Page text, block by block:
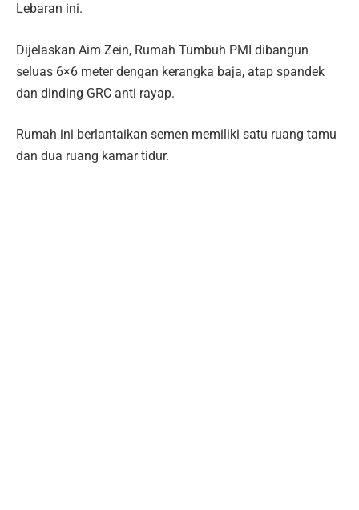
Lebaran ini.
Dijelaskan Aim Zein, Rumah Tumbuh PMI dibangun
seluas 6×6 meter dengan kerangka baja, atap spandek
dan dinding GRC anti rayap.
Rumah ini berlantaikan semen memiliki satu ruang tamu
dan dua ruang kamar tidur.